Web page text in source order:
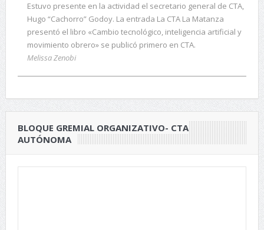
Estuvo presente en la actividad el secretario general de CTA,
Hugo “Cachorro” Godoy. La entrada La CTA La Matanza
presentó el libro «Cambio tecnológico, inteligencia artificial y
movimiento obrero» se publicó primero en CTA.
Melissa Zenobi
BLOQUE GREMIAL ORGANIZATIVO- CTA
AUTÓNOMA